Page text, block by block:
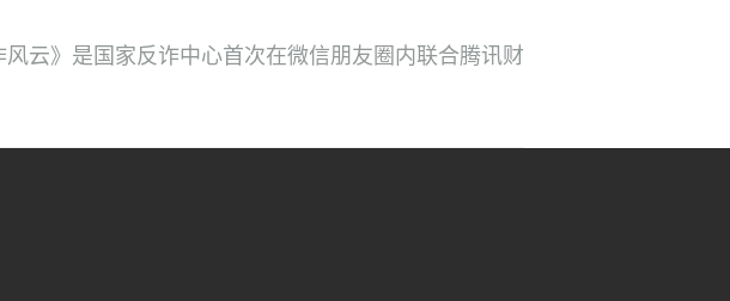
云》是国家反诈中心首次在微信朋友圈内联合腾讯财